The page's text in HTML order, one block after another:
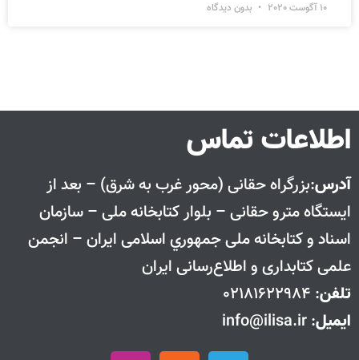
10 آگوست 2020 بدون دیدگاه
اطلاعات تماس
آدرس:بزرگراه حقانی (محور غرب به شرق) – بعد از
ايستگاه مترو حقانی – بلوار كتابخانه ملی – سازمان
اسناد و كتابخانه ملی جمهوري اسلامی ايران – انجمن
علمی کتابداری و اطلاع‌رسانی ایران
تلفن: 02181622984
ایمیل: info@ilisa.ir